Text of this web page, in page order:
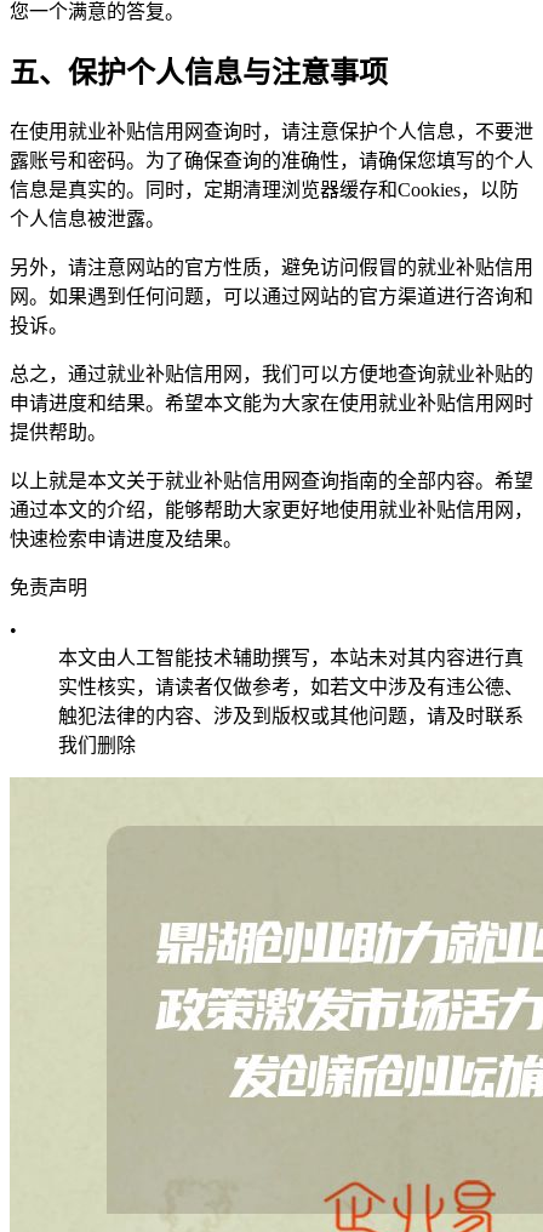
您一个满意的答复。
五、保护个人信息与注意事项
在使用就业补贴信用网查询时，请注意保护个人信息，不要泄
露账号和密码。为了确保查询的准确性，请确保您填写的个人
信息是真实的。同时，定期清理浏览器缓存和Cookies，以防
个人信息被泄露。
另外，请注意网站的官方性质，避免访问假冒的就业补贴信用
网。如果遇到任何问题，可以通过网站的官方渠道进行咨询和
投诉。
总之，通过就业补贴信用网，我们可以方便地查询就业补贴的
申请进度和结果。希望本文能为大家在使用就业补贴信用网时
提供帮助。
以上就是本文关于就业补贴信用网查询指南的全部内容。希望
通过本文的介绍，能够帮助大家更好地使用就业补贴信用网，
快速检索申请进度及结果。
免责声明
•
本文由人工智能技术辅助撰写，本站未对其内容进行真
实性核实，请读者仅做参考，如若文中涉及有违公德、
触犯法律的内容、涉及到版权或其他问题，请及时联系
我们删除